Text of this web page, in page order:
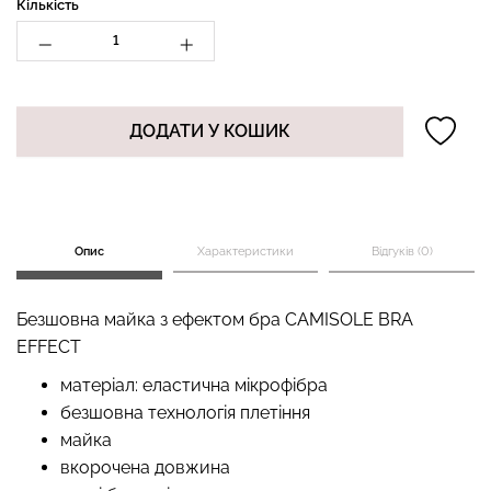
Кількість
ДОДАТИ У КОШИК
Опис Характеристики Відгуків (0)
Безшовна майка з ефектом бра CAMISOLE BRA
EFFECT
матеріал: еластична мікрофібра
безшовна технологія плетіння
майка
вкорочена довжина
Безшовні стрінги STRING
Безшовний топ з легкою
корекцією BRA